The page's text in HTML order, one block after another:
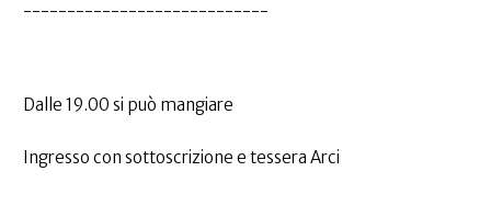
----------------------------
Dalle 19.00 si può mangiare
Ingresso con sottoscrizione e tessera Arci